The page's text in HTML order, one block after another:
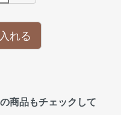
れる
商品もチェックして